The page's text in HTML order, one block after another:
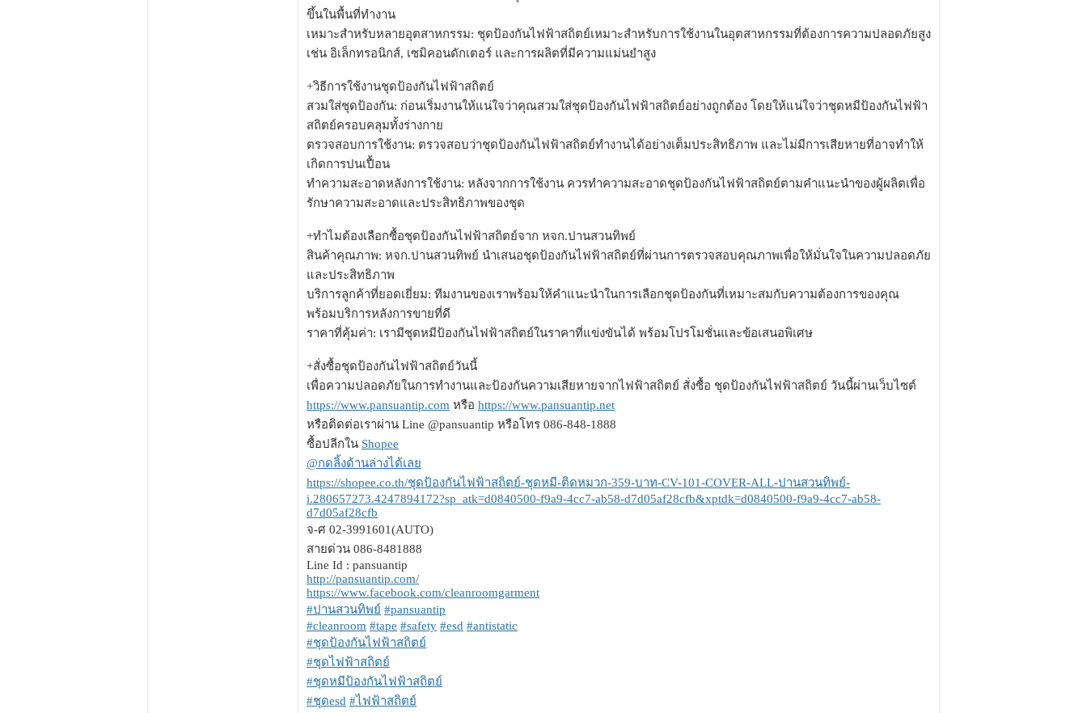
ขึ้นในพื้นที่ทำงาน
เหมาะสำหรับหลายอุตสาหกรรม: ชุดป้องกันไฟฟ้าสถิตย์เหมาะสำหรับการใช้งานในอุตสาหกรรมที่ต้องการความปลอดภัยสูง
เช่น อิเล็กทรอนิกส์, เซมิคอนดักเตอร์ และการผลิตที่มีความแม่นยำสูง
+วิธีการใช้งานชุดป้องกันไฟฟ้าสถิตย์
สวมใส่ชุดป้องกัน: ก่อนเริ่มงานให้แน่ใจว่าคุณสวมใส่ชุดป้องกันไฟฟ้าสถิตย์อย่างถูกต้อง โดยให้แน่ใจว่าชุดหมีป้องกันไฟฟ้า
สถิตย์ครอบคลุมทั้งร่างกาย
ตรวจสอบการใช้งาน: ตรวจสอบว่าชุดป้องกันไฟฟ้าสถิตย์ทำงานได้อย่างเต็มประสิทธิภาพ และไม่มีการเสียหายที่อาจทำให้
เกิดการปนเปื้อน
ทำความสะอาดหลังการใช้งาน: หลังจากการใช้งาน ควรทำความสะอาดชุดป้องกันไฟฟ้าสถิตย์ตามคำแนะนำของผู้ผลิตเพื่อ
รักษาความสะอาดและประสิทธิภาพของชุด
+ทำไมต้องเลือกซื้อชุดป้องกันไฟฟ้าสถิตย์จาก หจก.ปานสวนทิพย์
สินค้าคุณภาพ: หจก.ปานสวนทิพย์ นำเสนอชุดป้องกันไฟฟ้าสถิตย์ที่ผ่านการตรวจสอบคุณภาพเพื่อให้มั่นใจในความปลอดภัย
และประสิทธิภาพ
บริการลูกค้าที่ยอดเยี่ยม: ทีมงานของเราพร้อมให้คำแนะนำในการเลือกชุดป้องกันที่เหมาะสมกับความต้องการของคุณ
พร้อมบริการหลังการขายที่ดี
ราคาที่คุ้มค่า: เรามีชุดหมีป้องกันไฟฟ้าสถิตย์ในราคาที่แข่งขันได้ พร้อมโปรโมชั่นและข้อเสนอพิเศษ
+สั่งซื้อชุดป้องกันไฟฟ้าสถิตย์วันนี้
เพื่อความปลอดภัยในการทำงานและป้องกันความเสียหายจากไฟฟ้าสถิตย์ สั่งซื้อ ชุดป้องกันไฟฟ้าสถิตย์ วันนี้ผ่านเว็บไซต์
https://www.pansuantip.com หรือ https://www.pansuantip.net
หรือติดต่อเราผ่าน Line @pansuantip หรือโทร 086-848-1888
ซื้อปลีกใน Shopee
@กดลิ้งด้านล่างได้เลย
https://shopee.co.th/ชุดป้องกันไฟฟ้าสถิตย์-ชุดหมี-ติดหมวก-359-บาท-CV-101-COVER-ALL-ปานสวนทิพย์-
i.280657273.4247894172?sp_atk=d0840500-f9a9-4cc7-ab58-d7d05af28cfb&xptdk=d0840500-f9a9-4cc7-ab58-
d7d05af28cfb
จ-ศ 02-3991601(AUTO)
สายด่วน 086-8481888
Line Id : pansuantip
http://pansuantip.com/
https://www.facebook.com/cleanroomgarment
#ปานสวนทิพย์ #pansuantip
#cleanroom #tape #safety #esd #antistatic
#ชุดป้องกันไฟฟ้าสถิตย์
#ชุดไฟฟ้าสถิตย์
#ชุดหมีป้องกันไฟฟ้าสถิตย์
#ชุดesd #ไฟฟ้าสถิตย์